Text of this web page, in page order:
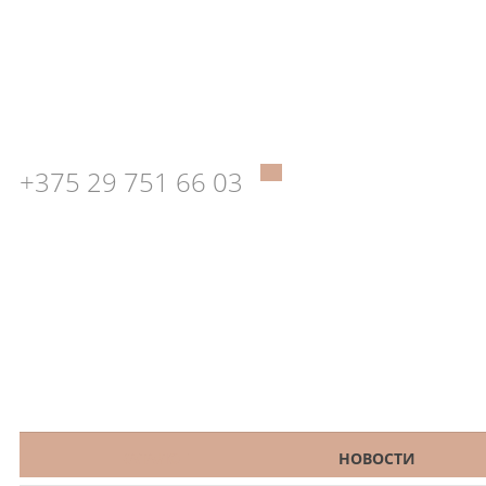
+375 29 751 66 03
НОВОСТИ